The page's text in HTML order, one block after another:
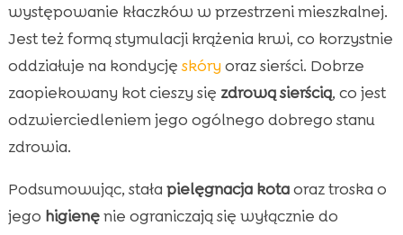
występowanie kłaczków w przestrzeni mieszkalnej.
Jest też formą stymulacji krążenia krwi, co korzystnie
oddziałuje na kondycję skóry oraz sierści. Dobrze
zaopiekowany kot cieszy się zdrową sierścią, co jest
odzwierciedleniem jego ogólnego dobrego stanu
zdrowia.
Podsumowując, stała pielęgnacja kotaoraz troska o
jego higienęnie ograniczają się wyłącznie do